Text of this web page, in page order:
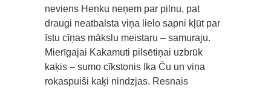
neviens Henku neņem par pilnu, pat
draugi neatbalsta viņa lielo sapni kļūt par
īstu cīņas mākslu meistaru – samuraju.
Мierīgajai Kakamuti pilsētiņai uzbrūk
kaķis – sumo cīkstonis Ika Ču un viņa
rokaspuiši kaķi nindzjas. Resnais